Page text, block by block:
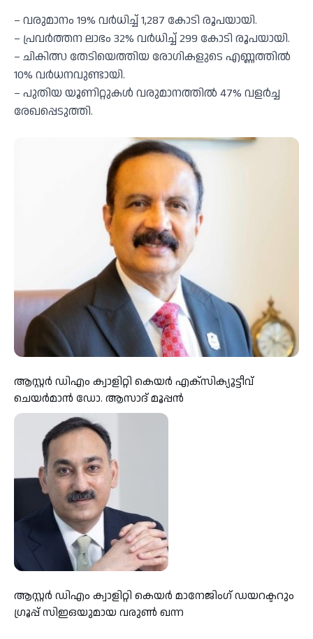
– വരുമാനം 19% വർധിച്ച് 1,287 കോടി രൂപയായി.
– പ്രവർത്തന ലാഭം 32% വർധിച്ച് 299 കോടി രൂപയായി.
– ചികിത്സ തേടിയെത്തിയ രോഗികളുടെ എണ്ണത്തിൽ
10% വർധനവുണ്ടായി.
– പുതിയ യൂണിറ്റുകൾ വരുമാനത്തിൽ 47% വളർച്ച
രേഖപ്പെടുത്തി.
ആസ്റ്റർ ഡിഎം ക്വാളിറ്റി കെയർ എക്സിക്യൂട്ടീവ്
ചെയർമാൻ ഡോ. ആസാദ് മൂപ്പൻ
ആസ്റ്റർ ഡിഎം ക്വാളിറ്റി കെയർ മാനേജിംഗ് ഡയറക്ടറും
ഗ്രൂപ്പ് സിഇഒയുമായ വരുൺ ഖന്ന